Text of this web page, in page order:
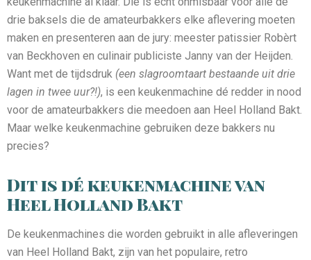
drie baksels die de amateurbakkers elke aflevering moeten
maken en presenteren aan de jury: meester patissier Robèrt
van Beckhoven en culinair publiciste Janny van der Heijden.
Want met de tijdsdruk (een slagroomtaart bestaande uit drie
lagen in twee uur?!), is een keukenmachine dé redder in nood
voor de amateurbakkers die meedoen aan Heel Holland Bakt.
Maar welke keukenmachine gebruiken deze bakkers nu
precies?
Dit is dé keukenmachine van
Heel Holland Bakt
De keukenmachines die worden gebruikt in alle afleveringen
van Heel Holland Bakt, zijn van het populaire, retro